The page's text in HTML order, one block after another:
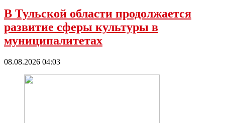
В Тульской области продолжается
развитие сферы культуры в
муниципалитетах
08.08.2026 04:03